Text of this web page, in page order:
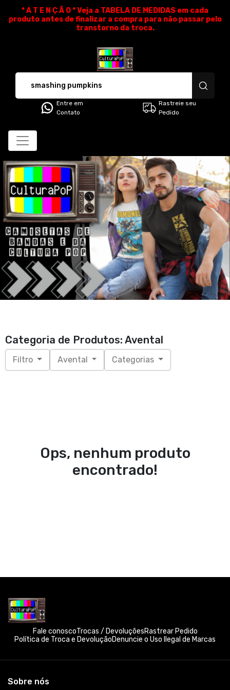
* A T E N Ç Ã O * Veja a TABELA DE MEDIDAS em cada
produto antes de finalizar a compra para não passar pelo
transtorno da troca.
Entre em
Contato
Rastreie seu
Pedido
Categoria de Produtos: Avental
Filtro Avental Categorias
Ops, nenhum produto
encontrado!
Fale conoscoTrocas / DevoluçõesRastrear Pedido
Política de Troca e DevoluçãoDenuncie o Uso Ilegal de Marcas
Sobre nós